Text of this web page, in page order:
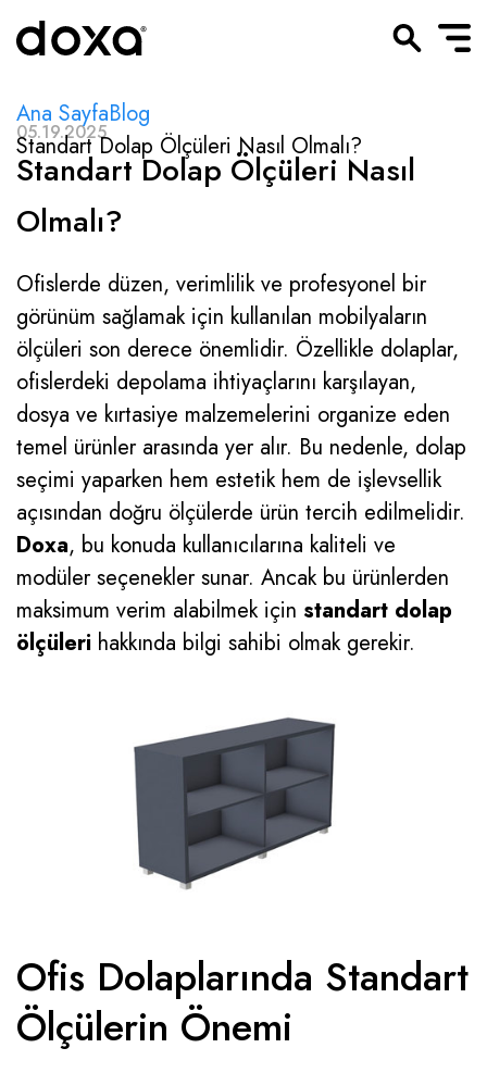
Ana SayfaBlog
Standart Dolap Ölçüleri Nasıl Olmalı?
05.19.2025
Standart Dolap Ölçüleri Nasıl
Olmalı?
Ofislerde düzen, verimlilik ve profesyonel bir
görünüm sağlamak için kullanılan mobilyaların
ölçüleri son derece önemlidir. Özellikle dolaplar,
ofislerdeki depolama ihtiyaçlarını karşılayan,
dosya ve kırtasiye malzemelerini organize eden
temel ürünler arasında yer alır. Bu nedenle, dolap
seçimi yaparken hem estetik hem de işlevsellik
açısından doğru ölçülerde ürün tercih edilmelidir.
Doxa, bu konuda kullanıcılarına kaliteli ve
modüler seçenekler sunar. Ancak bu ürünlerden
maksimum verim alabilmek için standart dolap
ölçüleri hakkında bilgi sahibi olmak gerekir.
Ofis Dolaplarında Standart
Ölçülerin Önemi